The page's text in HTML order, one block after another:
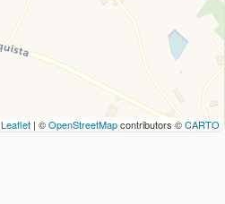
Leaflet | ©OpenStreetMapcontributors ©CARTO